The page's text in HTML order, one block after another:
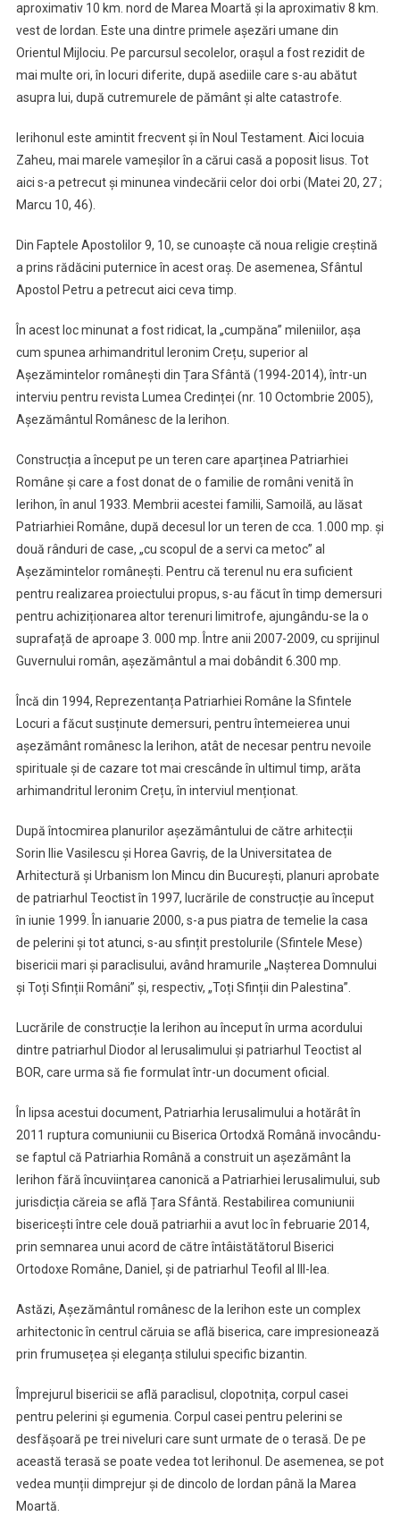
aproximativ 10 km. nord de Marea Moartă și la aproximativ 8 km.
vest de Iordan. Este una dintre primele așezări umane din
Orientul Mijlociu. Pe parcursul secolelor, orașul a fost rezidit de
mai multe ori, în locuri diferite, după asediile care s-au abătut
asupra lui, după cutremurele de pământ și alte catastrofe.
Ierihonul este amintit frecvent și în Noul Testament. Aici locuia
Zaheu, mai marele vameșilor în a cărui casă a poposit Iisus. Tot
aici s-a petrecut și minunea vindecării celor doi orbi (Matei 20, 27 ;
Marcu 10, 46).
Din Faptele Apostolilor 9, 10, se cunoaște că noua religie creștină
a prins rădăcini puternice în acest oraș. De asemenea, Sfântul
Apostol Petru a petrecut aici ceva timp.
În acest loc minunat a fost ridicat, la „cumpăna” mileniilor, așa
cum spunea arhimandritul Ieronim Crețu, superior al
Așezămintelor românești din Țara Sfântă (1994-2014), într-un
interviu pentru revista Lumea Credinței (nr. 10 Octombrie 2005),
Așezământul Românesc de la Ierihon.
Construcția a început pe un teren care aparținea Patriarhiei
Române și care a fost donat de o familie de români venită în
Ierihon, în anul 1933. Membrii acestei familii, Samoilă, au lăsat
Patriarhiei Române, după decesul lor un teren de cca. 1.000 mp. și
două rânduri de case, „cu scopul de a servi ca metoc” al
Așezămintelor românești. Pentru că terenul nu era suficient
pentru realizarea proiectului propus, s-au făcut în timp demersuri
pentru achiziționarea altor terenuri limitrofe, ajungându-se la o
suprafață de aproape 3. 000 mp. Între anii 2007-2009, cu sprijinul
Guvernului român, așezământul a mai dobândit 6.300 mp.
Încă din 1994, Reprezentanța Patriarhiei Române la Sfintele
Locuri a făcut susținute demersuri, pentru întemeierea unui
așezământ românesc la Ierihon, atât de necesar pentru nevoile
spirituale și de cazare tot mai crescânde în ultimul timp, arăta
arhimandritul Ieronim Crețu, în interviul menționat.
După întocmirea planurilor așezământului de către arhitecții
Sorin Ilie Vasilescu și Horea Gavriș, de la Universitatea de
Arhitectură și Urbanism Ion Mincu din București, planuri aprobate
de patriarhul Teoctist în 1997, lucrările de construcție au început
în iunie 1999. În ianuarie 2000, s-a pus piatra de temelie la casa
de pelerini și tot atunci, s-au sfințit prestolurile (Sfintele Mese)
bisericii mari și paraclisului, având hramurile „Nașterea Domnului
și Toți Sfinții Români” și, respectiv, „Toți Sfinții din Palestina”.
Lucrările de construcție la Ierihon au început în urma acordului
dintre patriarhul Diodor al Ierusalimului și patriarhul Teoctist al
BOR, care urma să fie formulat într-un document oficial.
În lipsa acestui document, Patriarhia Ierusalimului a hotărât în
2011 ruptura comuniunii cu Biserica Ortodxă Română invocându-
se faptul că Patriarhia Română a construit un așezământ la
Ierihon fără încuviințarea canonică a Patriarhiei Ierusalimului, sub
jurisdicția căreia se află Țara Sfântă. Restabilirea comuniunii
bisericești între cele două patriarhii a avut loc în februarie 2014,
prin semnarea unui acord de către întâistătătorul Biserici
Ortodoxe Române, Daniel, și de patriarhul Teofil al III-lea.
Astăzi, Așezământul românesc de la Ierihon este un complex
arhitectonic în centrul căruia se află biserica, care impresionează
prin frumusețea și eleganța stilului specific bizantin.
Împrejurul bisericii se află paraclisul, clopotnița, corpul casei
pentru pelerini și egumenia. Corpul casei pentru pelerini se
desfășoară pe trei niveluri care sunt urmate de o terasă. De pe
această terasă se poate vedea tot Ierihonul. De asemenea, se pot
vedea munții dimprejur și de dincolo de Iordan până la Marea
Moartă.